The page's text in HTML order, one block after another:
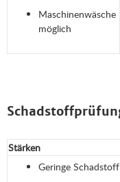
Maschinenwäsche
möglich
Stärken
Geringe